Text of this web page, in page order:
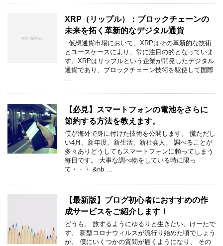
XRP（リップル）：ブロックチェーンの
未来を拓く革新的なデジタル通貨
仮想通貨市場において、XRPはその革新的な技術
とユースケースにより、常に注目の的となっていま
す。XRPはリップルという企業が開発したデジタル
通貨であり、ブロックチェーン技術を駆使して国際
【必見】スマートフォンの電池をさらに
節約する方法を教えます。
僕が海外で身に付けた技術を公開します。 慌ただし
い4月。新年度、新生活、新社会人。 調べることが
多々ありどうしてもスマートフォンに頼ってしまう
毎日です。 大事な調べ物をしている時に限っ
て・・・ &nb …
【最新版】ブログ初心者におすすめの作
成サービスをご紹介します！
どうも。 旅するようにゆるりと生きたい、けーたで
す。 新型コロナウィルスが流行り始めた頃でしょう
か。 僕にいくつかの質問が届くようになり、 その